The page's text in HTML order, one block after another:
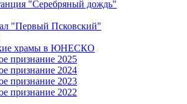
"Серебряный дождь"
"Первый Псковский"
храмы в ЮНЕСКО
признание 2025
признание 2024
признание 2023
признание 2022